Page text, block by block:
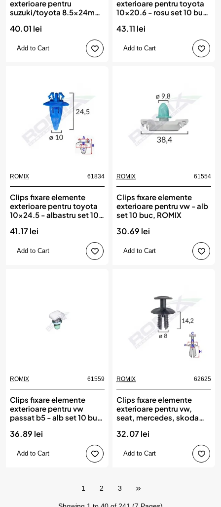
exterioare pentru
suzuki/toyota 8.5x24mm
40.01 lei
Add to Cart
exterioare pentru toyota
10x20.6 - rosu set 10 buc,
43.11 lei
Add to Cart
ROMIX 61834
Clips fixare elemente
exterioare pentru toyota
10x24.5 - albastru set 10
41.17 lei
Add to Cart
ROMIX 61554
Clips fixare elemente
exterioare pentru vw - alb
set 10 buc, ROMIX
30.69 lei
Add to Cart
ROMIX 61559
Clips fixare elemente
exterioare pentru vw
passat b5 - alb set 10 buc,
36.89 lei
Add to Cart
New
ROMIX 62625
Clips fixare elemente
exterioare pentru vw,
seat, mercedes, skoda
10buc, ROMIX
32.07 lei
Add to Cart
1 2 3